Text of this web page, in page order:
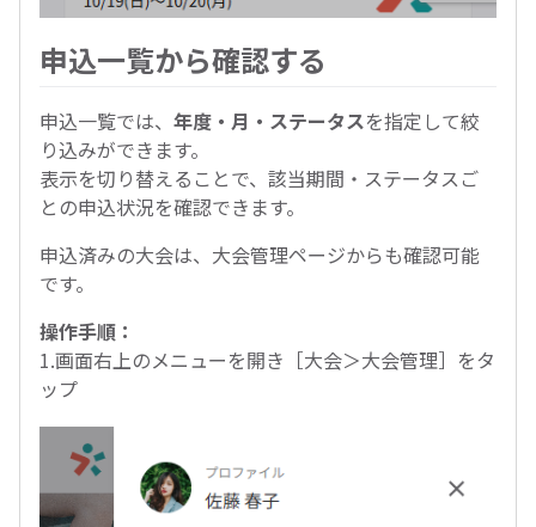
申込一覧から確認する
申込一覧では、 年度・月・ステータスを指定して絞
り込みができます。
表示を切り替えることで、該当期間・ステータスご
との申込状況を確認できます。
申込済みの大会は、大会管理ページからも確認可能
です。
操作手順：
1.画面右上のメニューを開き［大会＞大会管理］をタ
ップ